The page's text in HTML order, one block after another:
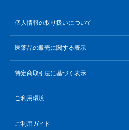
∟ スキンケア
∟ メイク
∟ 美容サプリメント
医薬品・目薬
その他
スタッフのお気に入り
ロート製薬の想い
新着情報
お問い合わせ
ご利用ガイド
個人情報の取り扱い
医薬品の販売に関する表示
特定商取引に関する法律に基づく表記
ご利用環境
個人情報の取り扱いについて
医薬品の販売に関する表示
特定商取引法に基づく表示
ご利用環境
ご利用ガイド